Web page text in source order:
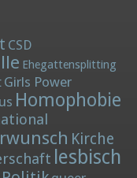
CSD
Ehegattensplitting
Girls Power
Homophobie
Kirche
lesbisch